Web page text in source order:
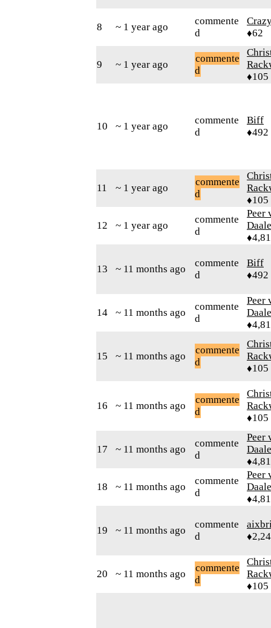
8 ~ 1 year ago
commente
d
♦62
9 ~ 1 year ago
commente
d
♦105
10 ~ 1 year ago
commente
d
Biff
♦492
11 ~ 1 year ago
commente
d
♦105
12 ~ 1 year ago
commente
d
Peer
13 ~ 11 months ago
commente
d
Biff
♦492
14 ~ 11 months ago
commente
d
Peer
15 ~ 11 months ago
commente
d
♦105
16 ~ 11 months ago
commente
d
♦105
17 ~ 11 months ago
commente
d
Peer
18 ~ 11 months ago
commente
d
Peer
19 ~ 11 months ago
commente
d
20 ~ 11 months ago
commente
d
♦105